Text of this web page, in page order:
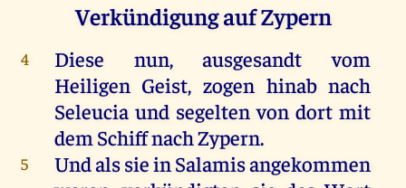
Verkündigung auf Zypern
4 Diese nun,ausgesandt
vom
Heiligen Geist, zogen hinab nach
Seleucia undsegeltenvon dort mit
dem SchiffnachZypern.
5 UndalssieinSalamisangekommen